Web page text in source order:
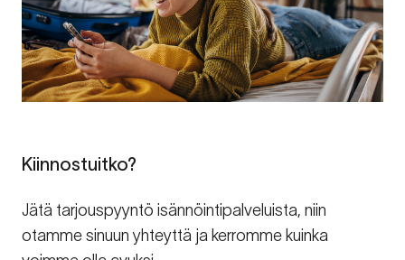
Kiinnostuitko?
Jätä tarjouspyyntö isännöintipalveluista, niin
otamme sinuun yhteyttä ja kerromme kuinka